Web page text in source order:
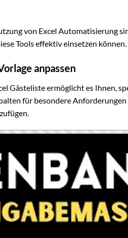
von Excel Automatisierung
Tools effektiv einsetzen können.
anpassen
Gästeliste ermöglicht es Ihnen,
für besondere